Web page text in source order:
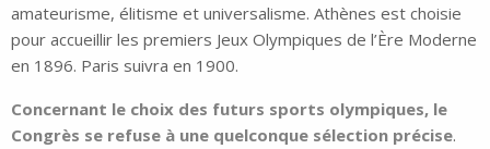
amateurisme, élitisme et universalisme. Athènes est choisie
pour accueillir les premiers Jeux Olympiques de l’Ère Moderne
en 1896. Paris suivra en 1900.
Concernant le choix des futurs sports olympiques, le
Congrès se refuse à une quelconque sélection précise.